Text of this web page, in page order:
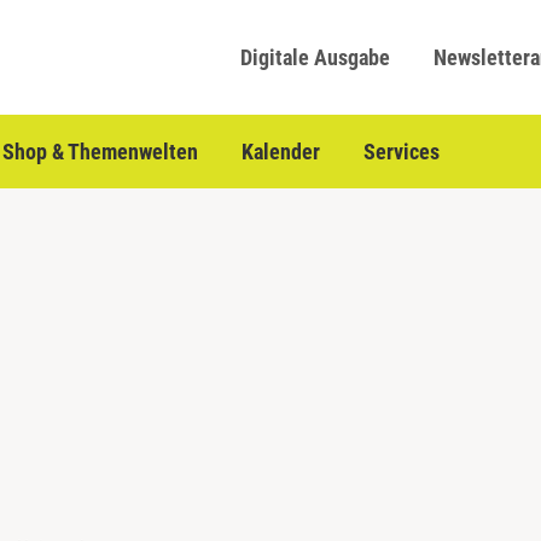
Digitale Ausgabe
Shop & Themenwelten Kalender Services